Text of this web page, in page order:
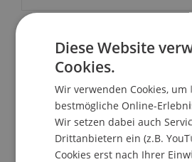
School/Professur:
Studienverwaltung
Architektur
Kontakt
Diese Website
Cookies.
Wir verwenden Cookies, um
bestmögliche Online-
Wir setzen dabei auch
Drittanbietern ein (z.B.
Cookies erst nach Ihrer